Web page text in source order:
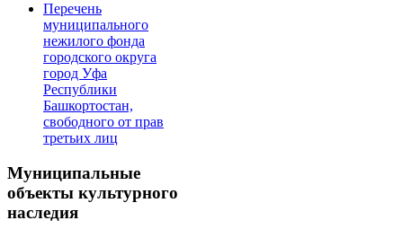
Перечень
муниципального
нежилого фонда
городского округа
город Уфа
Республики
Башкортостан,
свободного от прав
третьих лиц
Муниципальные
объекты культурного
наследия